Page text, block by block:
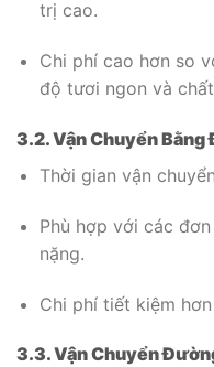
trị cao.
Chi phí cao hơn so
độ tươi ngon và
3.2. Vận Chuyển
Thời gian vận
Phù hợp với các
nặng.
Chi phí tiết kiệm
3.3. Vận Chuyển